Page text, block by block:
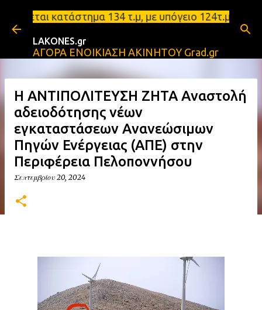
Μετάβαση στο κύριο περιεχόμενο
134 τ.μ, με υπόγειο 124τ.μ και
LAKONES.gr
ΑΓΟΡΑ ΕΝΟΙΚΙΑΣΗ ΑΚΙΝΗΤΟΥ Grad.gr
Η ΑΝΤΙΠΟΛΙΤΕΥΣΗ ΖΗΤΑ Αναστολή
αδειοδότησης νέων
εγκαταστάσεων Ανανεώσιμων
Πηγών Ενέργειας (ΑΠΕ) στην
Περιφέρεια Πελοποννήσου
Σεπτεμβρίου 20, 2024